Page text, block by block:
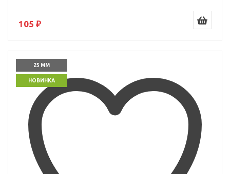
105 ₽
25 ММ
НОВИНКА